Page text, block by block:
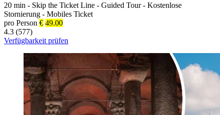
20 min - Skip the Ticket Line - Guided Tour - Kostenlose
Stornierung - Mobiles Ticket
pro Person € 49.00
4.3 (577)
Verfügbarkeit prüfen